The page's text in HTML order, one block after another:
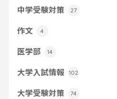
中学受験対策 27
作文 4
医学部 14
大学入試情報 102
大学受験対策 74